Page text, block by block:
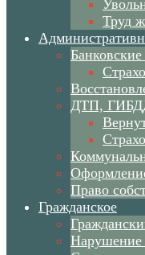
Труд
ДТП,
Право
Гражданское
Нарушение